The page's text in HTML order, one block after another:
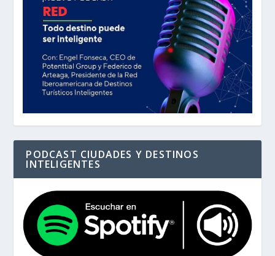
PODCAST CIUDADES Y DESTINOS
INTELIGENTES